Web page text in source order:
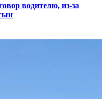
водителю, из-за